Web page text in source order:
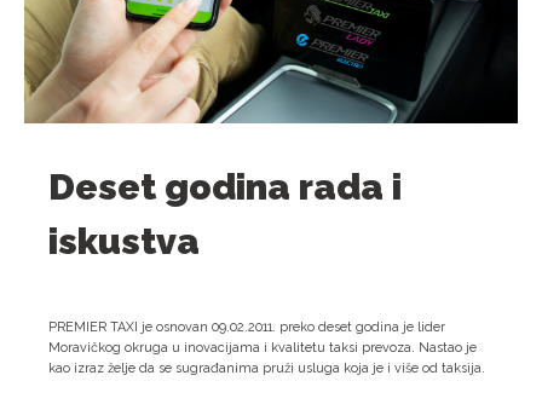
Deset godina rada i
iskustva
PREMIER TAXI je osnovan 09.02.2011. preko deset godina je lider
Moravičkog okruga u inovacijama i kvalitetu taksi prevoza. Nastao je
kao izraz želje da se sugrađanima pruži usluga koja je i više od taksija.